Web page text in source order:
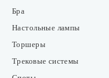
Бра
Настольные лампы
Торшеры
Трековые системы